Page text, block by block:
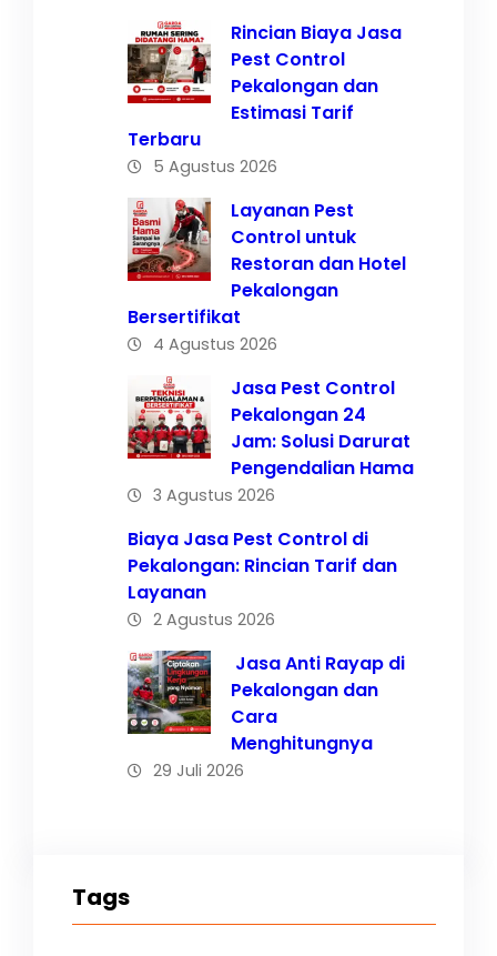
Rincian Biaya Jasa
Pest Control
Pekalongan dan
Estimasi Tarif
Terbaru
5 Agustus 2026
Layanan Pest
Control untuk
Restoran dan Hotel
Pekalongan
Bersertifikat
4 Agustus 2026
Jasa Pest Control
Pekalongan 24
Jam: Solusi Darurat
Pengendalian Hama
3 Agustus 2026
Biaya Jasa Pest Control di
Pekalongan: Rincian Tarif dan
Layanan
2 Agustus 2026
Jasa Anti Rayap di
Pekalongan dan
Cara
Menghitungnya
29 Juli 2026
Tags